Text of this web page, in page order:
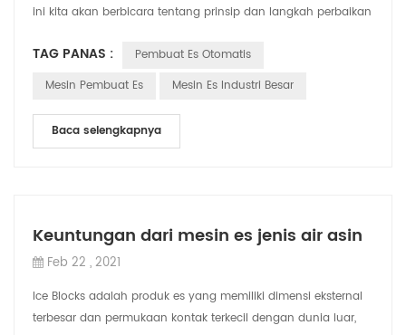
ini kita akan berbicara tentang prinsip dan langkah perbaikan
TAG PANAS :
Pembuat Es Otomatis
Mesin Pembuat Es
Mesin Es Industri Besar
Baca selengkapnya
Keuntungan dari mesin es jenis air asin
Feb 22 , 2021
Ice Blocks adalah produk es yang memiliki dimensi eksternal
terbesar dan permukaan kontak terkecil dengan dunia luar,